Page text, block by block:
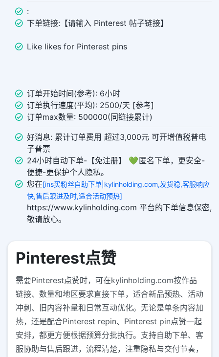
:
下单链接:【请输入 Pinterest 帖子链接】
Like likes for Pinterest pins
订单开始时间(参考): 6小时
订单执行速度(平均): 2500/天 [参考]
订单max数量: 500000(同链接累计)
好消息: 累计订单费用 超过3,000元 可开增值税普电
子普票
24小时自动下单-【免注册】 💚 匿名下单，更安全-
便捷-更保护个人隐私。
您在[ins买粉丝自助下单|kylinholding.com,发货稳,客服响应
快,售后跟进及时,适合活动预热]
https://www.kylinholding.com 平台的下单信息保密,
敬请放心。
Pinterest点赞
需要Pinterest点赞时，可在kylinholding.com按作品
链接、数量和地区要求直接下单，适合新品预热、活动
冲刺、旧内容补量和日常互动优化。无论是单条内容加
热，还是配合Pinterest repin、Pinterest pin点赞一起
安排，都更方便根据预算分批执行。支持自助下单、客
服协助与售后跟进，流程清楚，注重隐私与交付节奏，